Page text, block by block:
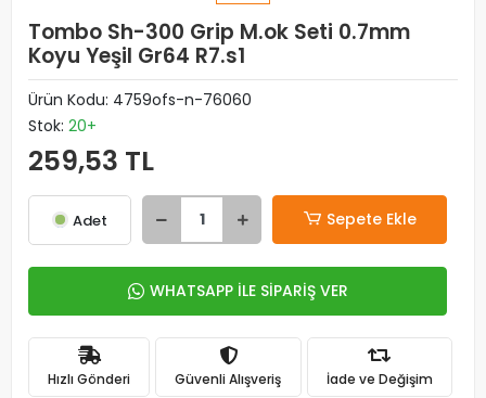
Tombo Sh-300 Grip M.ok Seti 0.7mm
Koyu Yeşil Gr64 R7.s1
Ürün Kodu: 4759ofs-n-76060
Stok: 20+
259,53 TL
Adet Sepete Ekle
WHATSAPP İLE SİPARİŞ VER
Hızlı Gönderi Güvenli Alışveriş İade ve Değişim